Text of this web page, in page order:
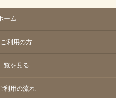
ーム
利用の方
覧を見る
利用の流れ